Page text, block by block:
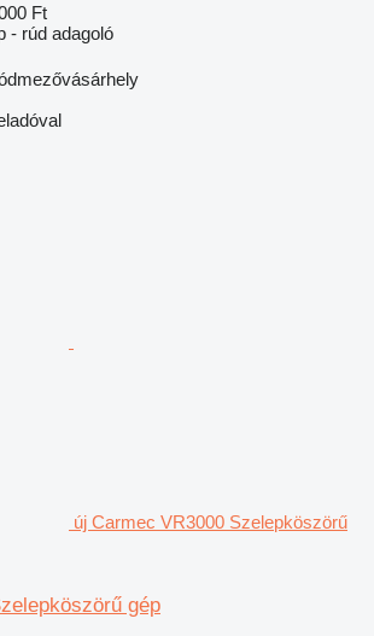
Ft
- rúd adagoló
új Carmec VR3000 Szelepköszörű
gép